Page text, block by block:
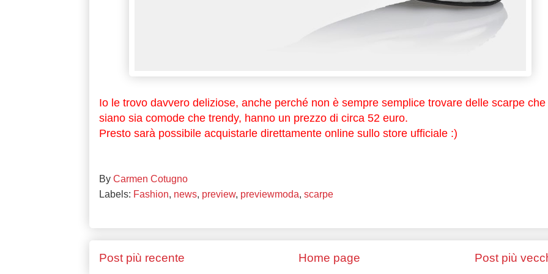
Io le trovo davvero deliziose, anche perché non è sempre semplice trovare delle scarpe che
siano sia comode che trendy, hanno un prezzo di circa 52 euro.
Presto sarà possibile acquistarle direttamente online sullo store ufficiale :)
By Carmen Cotugno
Labels: Fashion, news, preview, previewmoda, scarpe
Post più recente Post più
Home page